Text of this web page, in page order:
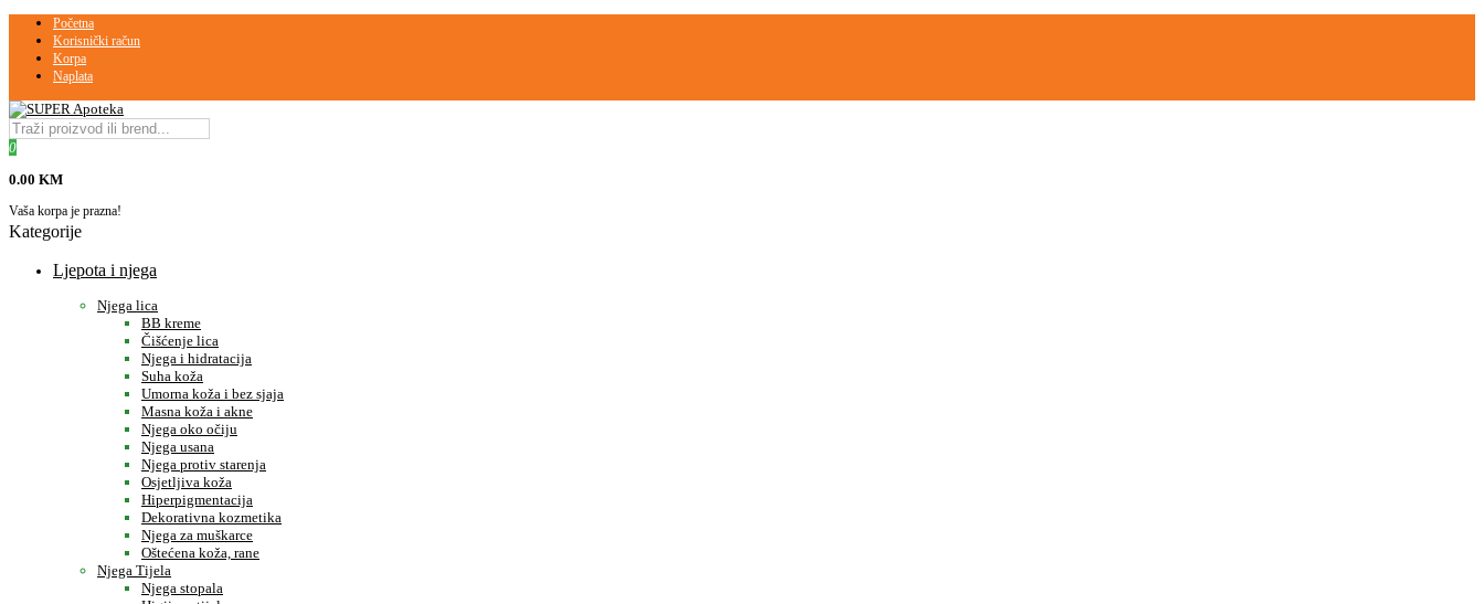
Početna
Korisnički račun
Korpa
Naplata
0
0.00 KM
Vaša korpa je prazna!
Kategorije
Ljepota i njega
Njega lica
BB kreme
Čišćenje lica
Njega i hidratacija
Suha koža
Umorna koža i bez sjaja
Masna koža i akne
Njega oko očiju
Njega usana
Njega protiv starenja
Osjetljiva koža
Hiperpigmentacija
Dekorativna kozmetika
Njega za muškarce
Oštećena koža, rane
Njega Tijela
Njega stopala